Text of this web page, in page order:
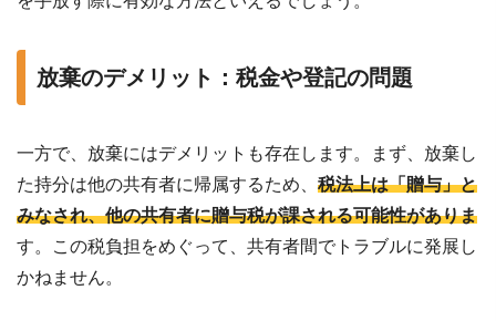
放棄のデメリット：税金や登記の問題
一方で、放棄にはデメリットも存在します。まず、放棄し
た持分は他の共有者に帰属するため、 税法上は「贈与」と
みなされ、他の共有者に贈与税が課される可能性がありま
す。この税負担をめぐって、共有者間でトラブルに発展し
かねません。